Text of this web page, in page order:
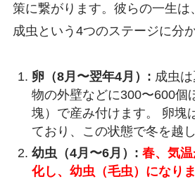
策に繋がります。彼らの一生は
成虫という4つのステージに分
卵（8月〜翌年4月）: 成虫
物の外壁などに300〜600個
塊）で産み付けます。 卵塊
ており、この状態で冬を越し
幼虫（4月〜6月）: 春、気
化し、幼虫（毛虫）になり